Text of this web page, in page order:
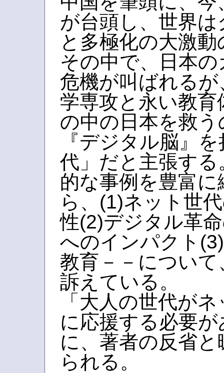
が台頭し、世界
と多極化の大激
その中で、日本
危機が叫ばれる
学専攻と永い教
の中の日本を救
『デジタル脳』
代」だと主張す
的な事例を豊富
ら、(1)ネット世
性(2)デジタル革
へのインパクト
教育－－につい
訴えている。
「大人の世代が
に応援する必要
に、著者の反省
られる。